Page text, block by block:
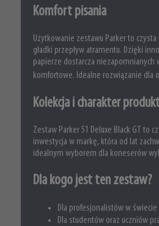
Komfort pisania
Użytkowanie zestawu Parker to
gładki przepływ atramentu. Dzięki
papierze dostarcza niezapomnianych
komfortowe. Idealne rozwiązanie dla
Kolekcja i charakter
Zestaw Parker 51 Deluxe Black GT to
inwestycja w markę, która od lat
idealnym wyborem dla koneserów
Dla kogo jest ten zestaw?
Dla profesjonalistów w świecie
Dla studentów oraz uczniów